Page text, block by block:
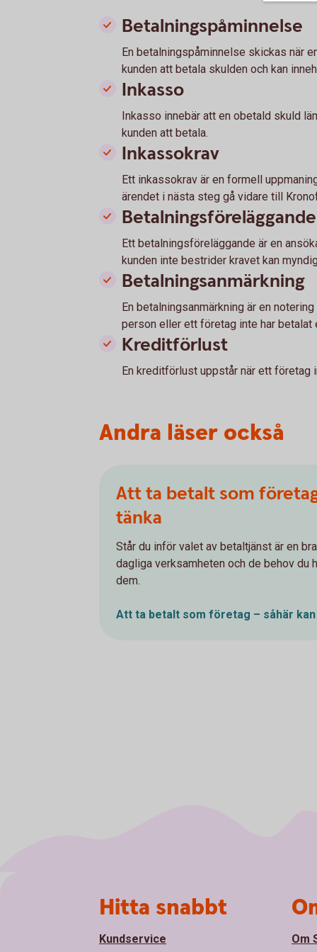
Betalningspåminnelse
En betalningspåminnelse skickas när
kunden att betala skulden och kan
Inkasso
Inkasso innebär att en obetald skuld
kunden att betala.
Inkassokrav
Ett inkassokrav är en formell
ärendet i nästa steg gå vidare till
Betalningsföreläggande
Ett betalningsföreläggande är en
kunden inte bestrider kravet kan
Betalningsanmärkning
En betalningsanmärkning är en
person eller ett företag inte har betalat
Kreditförlust
En kreditförlust uppstår när ett företag
Andra läser också
Att ta betalt som
tänka
Står du inför valet av betaltjänst är en
dagliga verksamheten och de behov du
dem.
Att ta betalt som företag – såhär kan
Hitta snabbt
Kundservice Om